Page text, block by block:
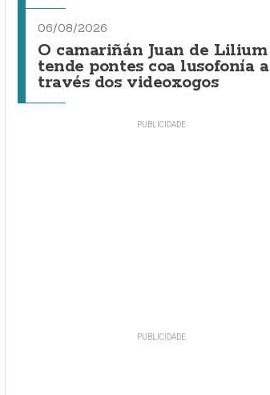
06/08/2026
O camariñán Juan de Lilium
tende pontes coa lusofonía a
través dos videoxogos